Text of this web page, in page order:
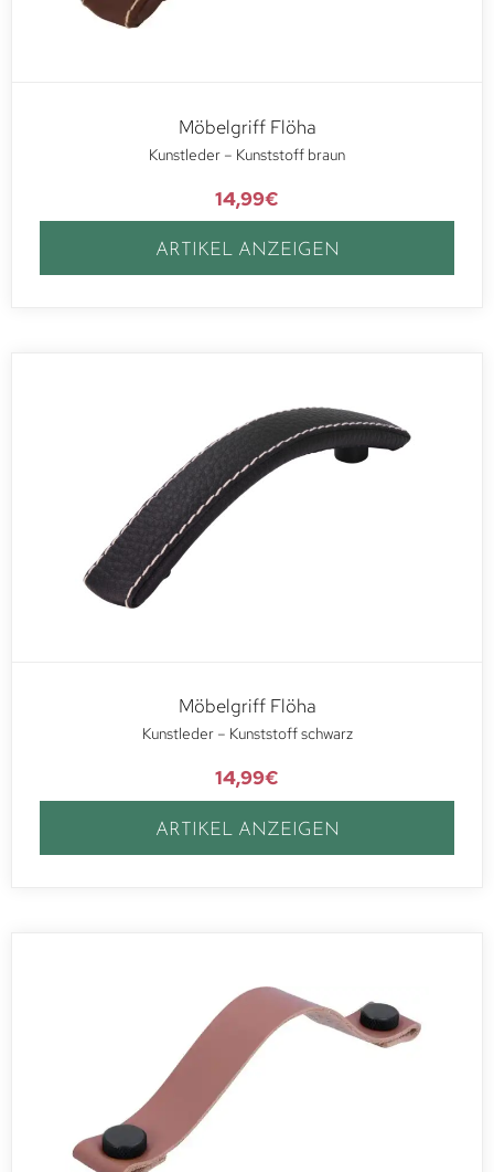
Möbelgriff Flöha
Kunstleder – Kunststoff braun
14,99€
ARTIKEL ANZEIGEN
Möbelgriff Flöha
Kunstleder – Kunststoff schwarz
14,99€
ARTIKEL ANZEIGEN